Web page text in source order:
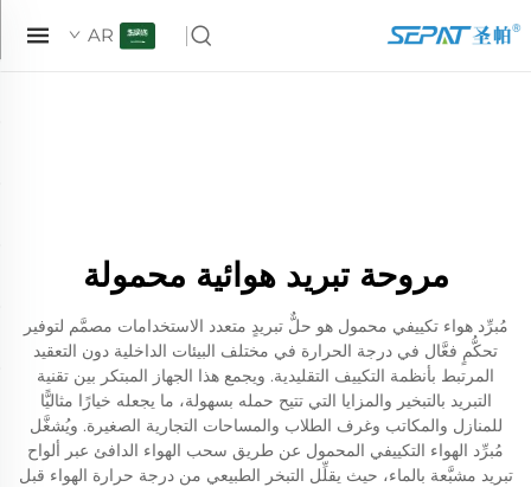
AR
مروحة تبريد هوائية محمولة
مُبرِّد هواء تكييفي محمول هو حلٌّ تبريدٍ متعدد الاستخدامات مصمَّم لتوفير
تحكُّمٍ فعَّال في درجة الحرارة في مختلف البيئات الداخلية دون التعقيد
المرتبط بأنظمة التكييف التقليدية. ويجمع هذا الجهاز المبتكر بين تقنية
التبريد بالتبخير والمزايا التي تتيح حمله بسهولة، ما يجعله خيارًا مثاليًّا
للمنازل والمكاتب وغرف الطلاب والمساحات التجارية الصغيرة. ويُشغَّل
مُبرِّد الهواء التكييفي المحمول عن طريق سحب الهواء الدافئ عبر ألواح
تبريد مشبَّعة بالماء، حيث يقلِّل التبخر الطبيعي من درجة حرارة الهواء قبل